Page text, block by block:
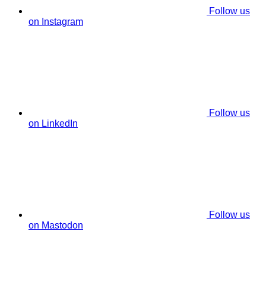
Follow us
on Instagram
Follow us
on LinkedIn
Follow us
on Mastodon